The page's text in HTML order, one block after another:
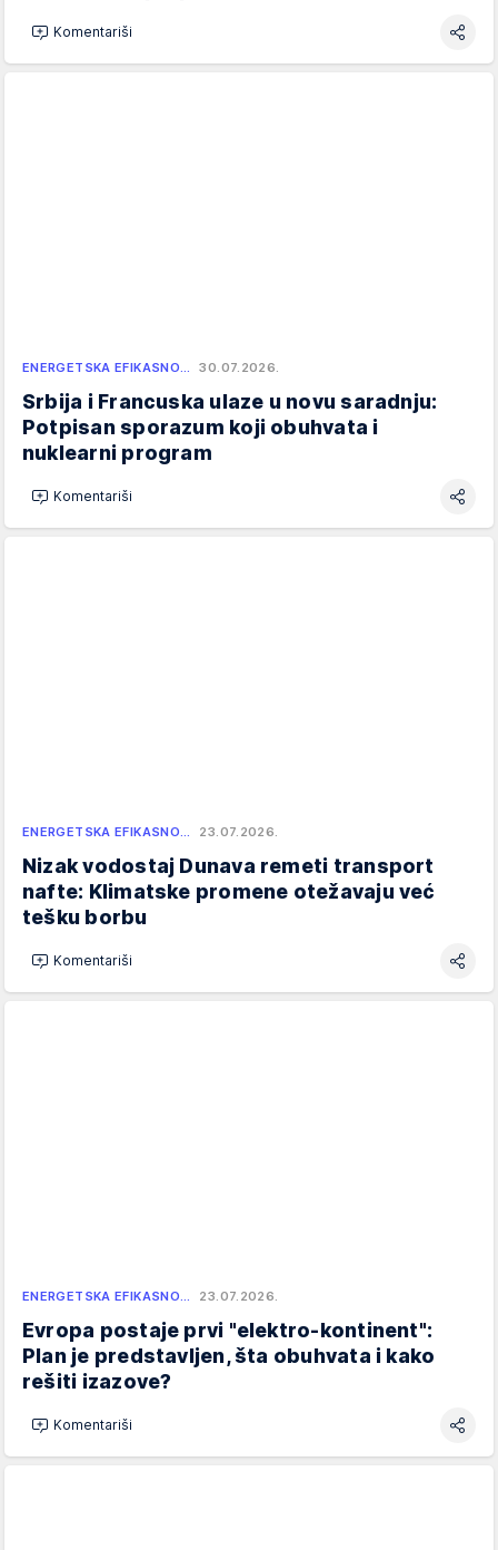
Komentariši
ENERGETSKA EFIKASNO… 30.07.2026.
Srbija i Francuska ulaze u novu saradnju:
Potpisan sporazum koji obuhvata i
nuklearni program
Komentariši
ENERGETSKA EFIKASNO… 23.07.2026.
Nizak vodostaj Dunava remeti transport
nafte: Klimatske promene otežavaju već
tešku borbu
Komentariši
ENERGETSKA EFIKASNO… 23.07.2026.
Evropa postaje prvi "elektro-kontinent":
Plan je predstavljen, šta obuhvata i kako
rešiti izazove?
Komentariši